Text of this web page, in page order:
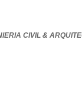
CIVIL &